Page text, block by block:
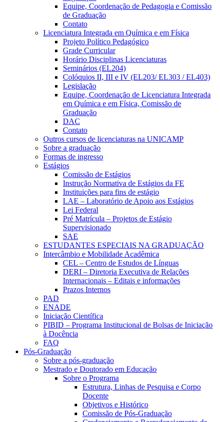
Equipe, Coordenação de Pedagogia e Comissão
de Graduação
Contato
Licenciatura Integrada em Química e em Física
Projeto Político Pedagógico
Grade Curricular
Horário Disciplinas Licenciaturas
Seminários (EL204)
Colóquios II, III e IV (EL203/ EL303 / EL403)
Legislação
Equipe, Coordenação de Licenciatura Integrada
em Química e em Física, Comissão de
Graduação
DAC
Contato
Outros cursos de licenciaturas na UNICAMP
Sobre a graduação
Formas de ingresso
Estágios
Comissão de Estágios
Instrução Normativa de Estágios da FE
Instituições para fins de estágio
LAE – Laboratório de Apoio aos Estágios
Lei Federal
Pré Matrícula – Projetos de Estágio
Supervisionado
SAE
ESTUDANTES ESPECIAIS NA GRADUAÇÃO
Intercâmbio e Mobilidade Acadêmica
CEL – Centro de Estudos de Línguas
DERI – Diretoria Executiva de Relações
Internacionais – Editais e informações
Prazos Internos
PAD
ENADE
Iniciação Científica
PIBID – Programa Institucional de Bolsas de Iniciação
à Docência
FAQ
Pós-Graduação
Sobre a pós-graduação
Mestrado e Doutorado em Educação
Sobre o Programa
Estrutura, Linhas de Pesquisa e Corpo
Docente
Objetivos e Histórico
Comissão de Pós-Graduação